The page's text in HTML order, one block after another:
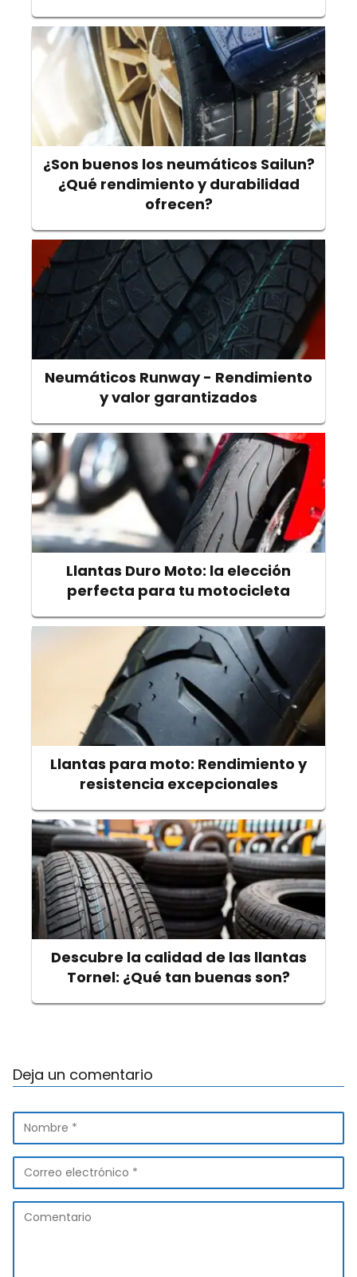
¿Son buenos los neumáticos Sailun?
¿Qué rendimiento y durabilidad
ofrecen?
Neumáticos Runway - Rendimiento
y valor garantizados
Llantas Duro Moto: la elección
perfecta para tu motocicleta
Llantas para moto: Rendimiento y
resistencia excepcionales
Descubre la calidad de las llantas
Tornel: ¿Qué tan buenas son?
Deja un comentario